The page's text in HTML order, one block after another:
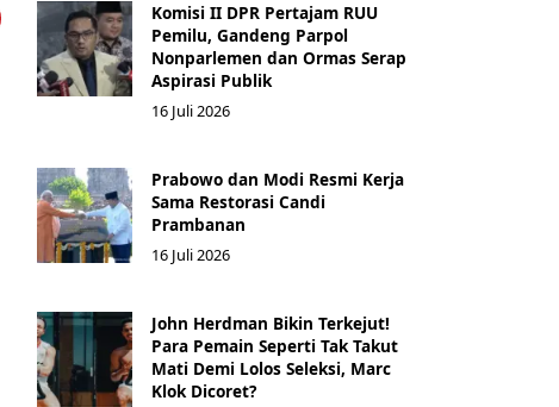
Komisi II DPR Pertajam RUU
Pemilu, Gandeng Parpol
Nonparlemen dan Ormas Serap
Aspirasi Publik
16 Juli 2026
Prabowo dan Modi Resmi Kerja
Sama Restorasi Candi
Prambanan
16 Juli 2026
John Herdman Bikin Terkejut!
Para Pemain Seperti Tak Takut
Mati Demi Lolos Seleksi, Marc
Klok Dicoret?